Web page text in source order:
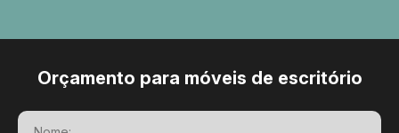
Orçamento para móveis de escritório